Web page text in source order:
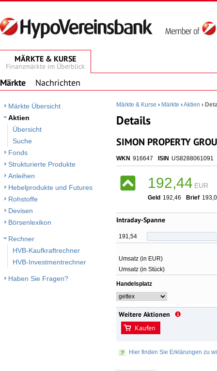
MÄRKTE & KURSE
Finanzmärkte im Überblick
Märkte Nachrichten
Märkte Übersicht
Aktien
Übersicht
Suche
Fonds
Strukturierte Produkte
Anleihen
Hebelprodukte und Futures
Rohstoffe
Devisen
Börsenlexikon
Rechner
HVB-Kaufkraftrechner
HVB-Investmentrechner
Haben Sie Fragen?
Märkte & Kurse › Märkte ›Aktien ›
Details
SIMON PROPERTY
WKN 916647 ISIN US8288061091
192,44 EUR
Geld 192,46 Brief
Intraday-Spanne
191,54
Umsatz (in EUR)
Umsatz (in Stück)
Handelsplatz
Weitere Aktionen
Kaufen
Hier finden Sie Erklärungen zu